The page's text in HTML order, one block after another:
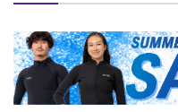
CATEGORY